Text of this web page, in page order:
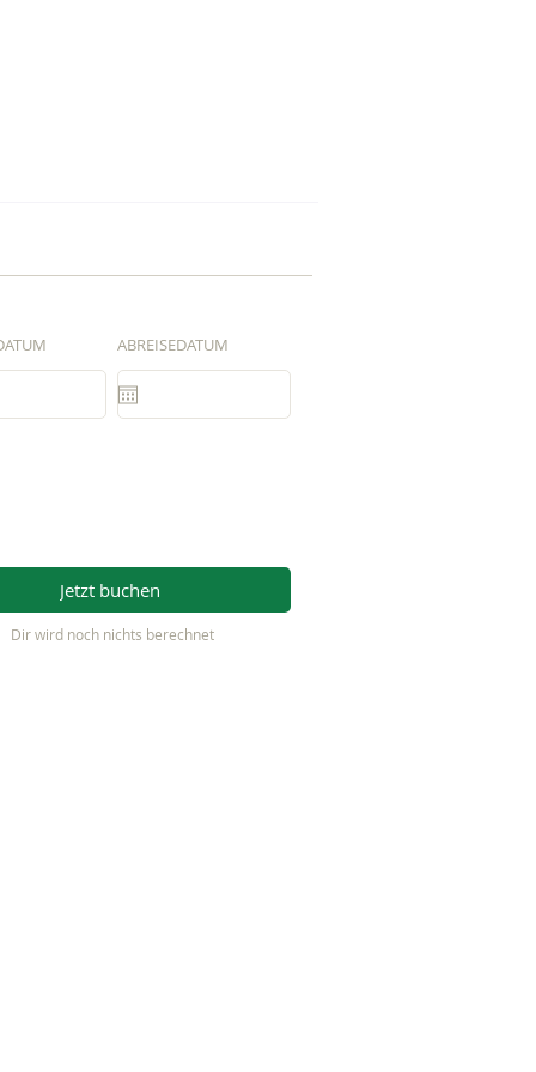
ABREISEDATUM
Jetzt buchen
Dir wird noch nichts berechnet